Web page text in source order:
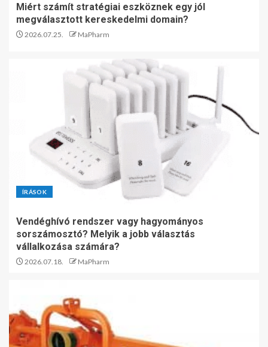
Miért számít stratégiai eszköznek egy jól
megválasztott kereskedelmi domain?
2026.07.25. MaPharm
ÍRÁSOK
Vendéghívó rendszer vagy hagyományos
sorszámosztó? Melyik a jobb választás
vállalkozása számára?
2026.07.18. MaPharm